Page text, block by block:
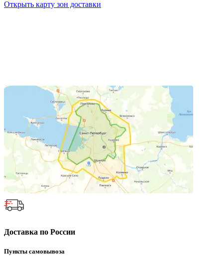
Открыть карту зон доставки
Доставка по России
Пункты самовывоза